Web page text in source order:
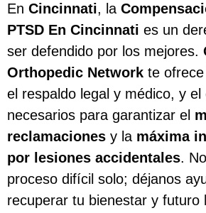
En Cincinnati, la
PTSD En Cincinnati es un
ser defendido por los mejores.
Orthopedic Network te
el respaldo legal y médico, y el
necesarios para garantizar el
reclamaciones y la máxima
por lesiones accidentales.
proceso difícil solo; déjanos
recuperar tu bienestar y futuro